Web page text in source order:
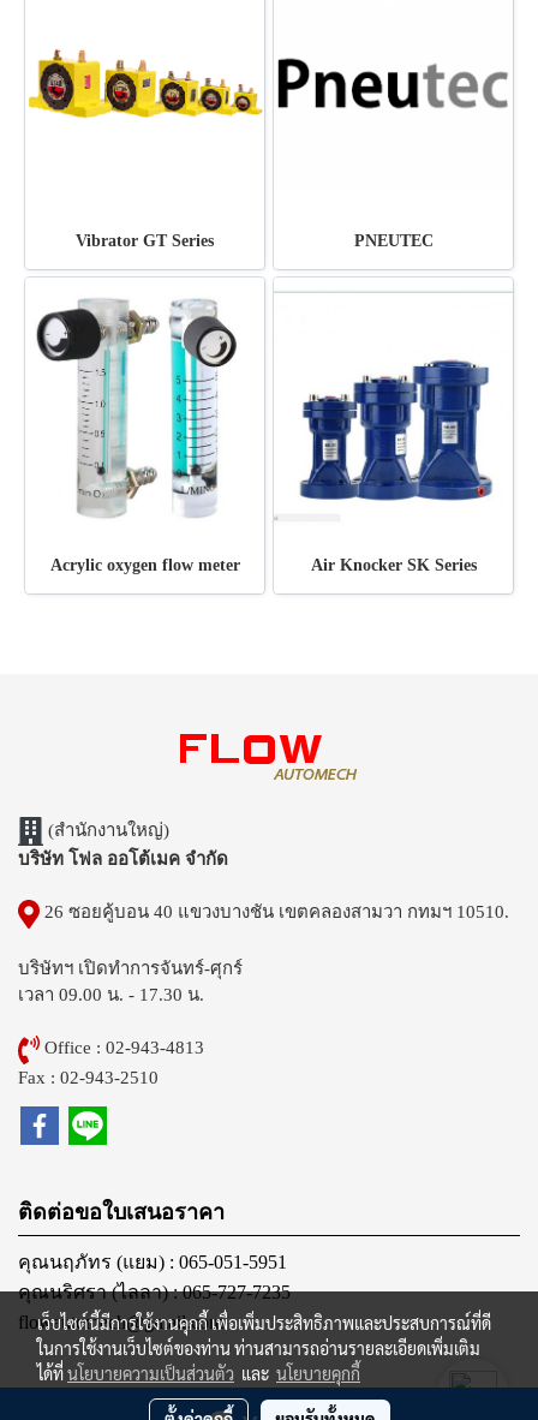
Vibrator GT Series PNEUTEC
Acrylic oxygen flow meter Air Knocker SK Series
(สำนักงานใหญ่)
บริษัท โฟล ออโต้เมค จำกัด
26 ซอยคู้บอน 40 แขวงบางชัน เขตคลองสามวา กทมฯ 10510.
บริษัทฯ เปิดทำการจันทร์-ศุกร์
เวลา 09.00 น. - 17.30 น.
Office : 02-943-4813
Fax : 02-943-2510
ติดต่อขอใบเสนอราคา
คุณนฤภัทร (แยม) : 065-051-5951
คุณนริศรา (ไลลา) : 065-727-7235
flowautomech@gmail.com
@2012 FLOW AUTOMECH CO., LTD. All Rights Reserved.
เว็บไซต์นี้มีการใช้งานคุกกี้ เพื่อเพิ่มประสิทธิภาพและประสบการณ์ที่ดี
ในการใช้งานเว็บไซต์ของท่าน ท่านสามารถอ่านรายละเอียดเพิ่มเติม
ได้ที่นโยบายความเป็นส่วนตัว และ นโยบายคุกกี้